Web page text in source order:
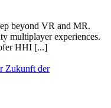
beyond VR and MR.
multiplayer experiences.
HHI [...]
Zukunft der